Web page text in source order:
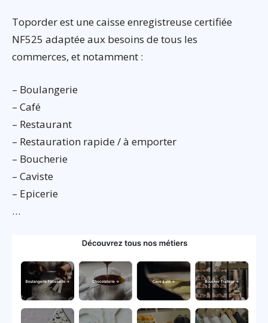
Toporder est une caisse enregistreuse certifiée
NF525 adaptée aux besoins de tous les
commerces, et notamment :
– Boulangerie
– Café
– Restaurant
– Restauration rapide / à emporter
– Boucherie
– Caviste
– Epicerie
…